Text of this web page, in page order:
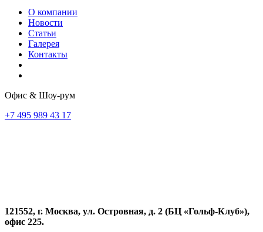
О компании
Новости
Статьи
Галерея
Контакты
Офис & Шоу-рум
+7 495 989 43 17
121552, г. Москва, ул. Островная, д. 2 (БЦ «Гольф-Клуб»),
офис 225.